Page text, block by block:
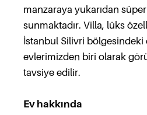
manzaraya yukarıdan
sunmaktadır. Villa, lüks
İstanbul Silivri bölgesindeki
evlerimizden biri olarak
tavsiye edilir.
Ev hakkında